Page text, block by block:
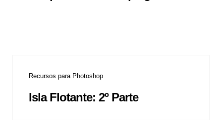
Recursos para Photoshop
Isla Flotante: 2º Parte